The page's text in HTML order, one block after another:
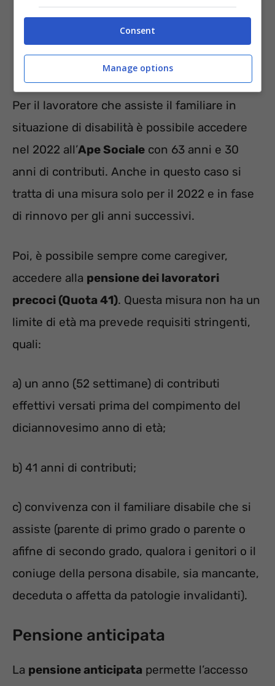
Pensione con tutela “caregiver”
Per il lavoratore che assiste il familiare in
situazione di disabilità è possibile accedere
nel 2022 all’Ape Sociale con 63 anni e 30
anni di contributi. Anche in questo caso si
tratta di una misura solo per il 2022 e in fase
di rinnovo per gli anni successivi.
Poi, è possibile sempre come caregiver,
accedere alla pensione dei lavoratori
precoci (Quota 41). Questa misura non ha un
limite di età ma prevede requisiti stringenti,
quali:
a) un anno (52 settimane) di contributi
effettivi versati prima del compimento del
diciannovesimo anno di età;
b) 41 anni di contributi;
c) convivenza con il familiare disabile che si
assiste (parente di primo grado o parente o
afifne di secondo grado, qualora i genitori o il
coniuge della persona disabile, sia mancante,
deceduta o affetta da patologie invalidanti).
Pensione anticipata
La pensione anticipata permette l’accesso
Consent
Manage options